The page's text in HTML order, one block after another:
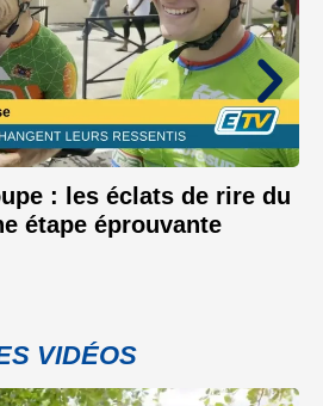
: les éclats de rire du
étape éprouvante
VIDÉOS